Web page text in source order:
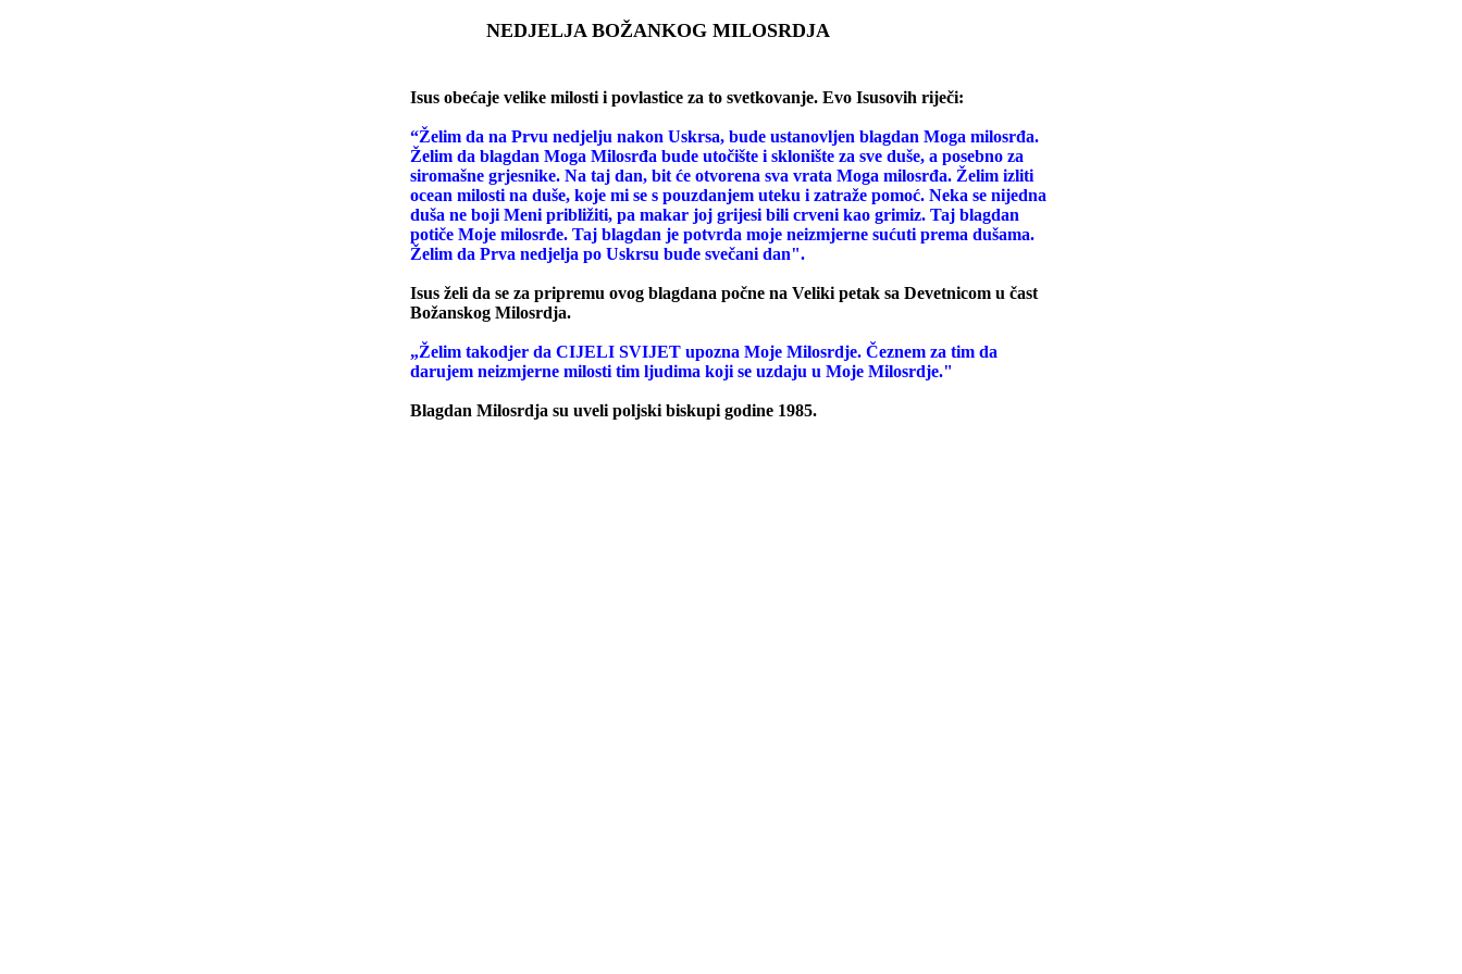
NEDJELJA BOŽANKOG MILOSRDJA
Isus obećaje velike milosti i povlastice za to svetkovanje. Evo Isusovih riječi:
“Želim da na Prvu nedjelju nakon Uskrsa, bude ustanovljen blagdan Moga milosrđa.
Želim da blagdan Moga Milosrđa bude utočište i sklonište za sve duše, a posebno za
siromašne grjesnike. Na taj dan, bit će otvorena sva vrata Moga milosrđa. Želim izliti
ocean milosti na duše, koje mi se s pouzdanjem uteku i zatraže pomoć. Neka se nijedna
duša ne boji Meni približiti, pa makar joj grijesi bili crveni kao grimiz. Taj blagdan
potiče Moje milosrđe. Taj blagdan je potvrda moje neizmjerne sućuti prema dušama.
Želim da Prva nedjelja po Uskrsu bude svečani dan".
Isus želi da se za pripremu ovog blagdana počne na Veliki petak sa Devetnicom u čast
Božanskog Milosrdja.
„Želim takodjer da CIJELI SVIJET upozna Moje Milosrdje. Čeznem za tim da
darujem neizmjerne milosti tim ljudima koji se uzdaju u Moje Milosrdje."
Blagdan Milosrdja su uveli poljski biskupi godine 1985.